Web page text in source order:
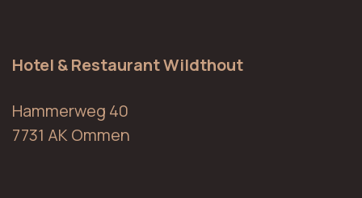
Hotel & Restaurant Wildthout
Hammerweg 40
7731 AK Ommen